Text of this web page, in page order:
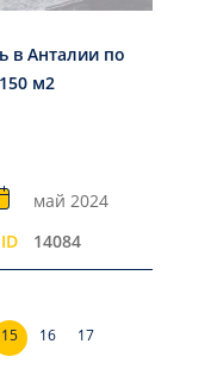
в Анталии по
м2
май 2024
14084
15 16 17